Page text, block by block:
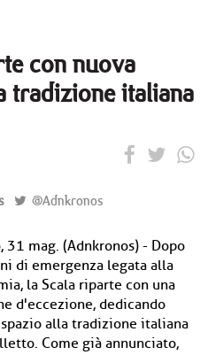
con nuova
tradizione italiana
@Adnkronos
31 mag. (Adnkronos) - Dopo
di emergenza legata alla
la Scala riparte con una
d'eccezione, dedicando
alla tradizione italiana
Come già annunciato,